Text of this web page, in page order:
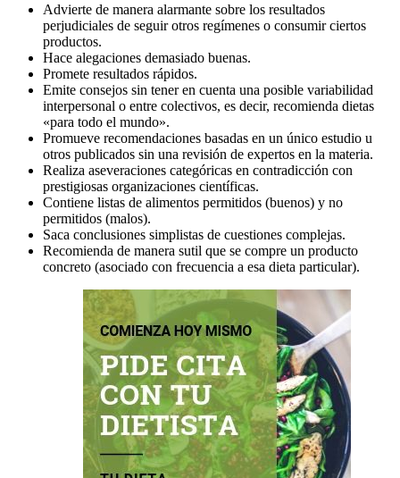
Advierte de manera alarmante sobre los resultados
perjudiciales de seguir otros regímenes o consumir ciertos
productos.
Hace alegaciones demasiado buenas.
Promete resultados rápidos.
Emite consejos sin tener en cuenta una posible variabilidad
interpersonal o entre colectivos, es decir, recomienda dietas
«para todo el mundo».
Promueve recomendaciones basadas en un único estudio u
otros publicados sin una revisión de expertos en la materia.
Realiza aseveraciones categóricas en contradicción con
prestigiosas organizaciones científicas.
Contiene listas de alimentos permitidos (buenos) y no
permitidos (malos).
Saca conclusiones simplistas de cuestiones complejas.
Recomienda de manera sutil que se compre un producto
concreto (asociado con frecuencia a esa dieta particular).